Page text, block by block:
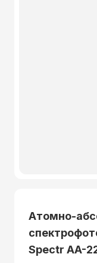
Атомно-
Spectr AA-